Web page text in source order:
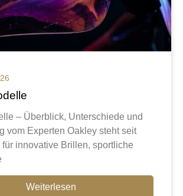
– Überblick, Unterschiede und
vom Experten Oakley steht seit
innovative Brillen, sportliche
Weiterlesen